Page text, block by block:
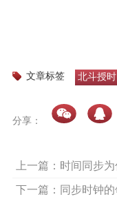
文章标签 北斗授时
分享：
上一篇：时间同步
下一篇：同步时钟